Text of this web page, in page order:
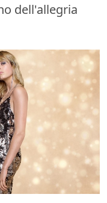
dell'allegria